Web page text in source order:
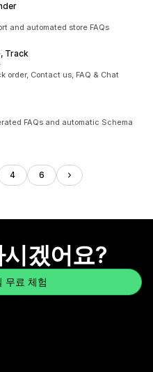
and automated store FAQs
Track
order, Contact us, FAQ & Chat
FAQs and automatic Schema
4 6
겠어요?
무료 체험